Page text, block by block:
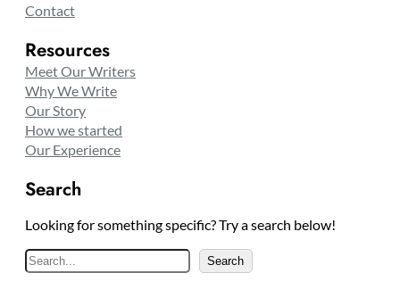
Contact
Resources
Meet Our Writers
Why We Write
Our Story
How we started
Our Experience
Search
Looking for something specific? Try a search below!
S
e
Search